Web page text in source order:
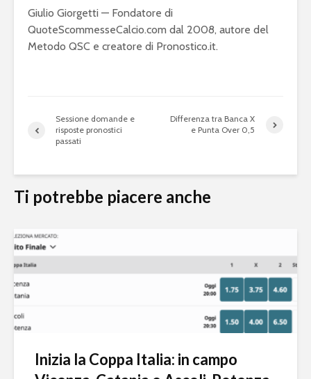
Giulio Giorgetti — Fondatore di
QuoteScommesseCalcio.com dal 2008, autore del
Metodo QSC e creatore di Pronostico.it.
Sessione domande e
risposte pronostici
passati
Differenza tra Banca X
e Punta Over 0,5
Ti potrebbe piacere anche
Inizia la Coppa Italia: in campo